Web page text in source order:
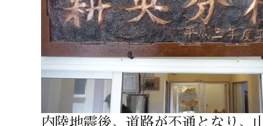
内陸地震後、道路が不通となり、